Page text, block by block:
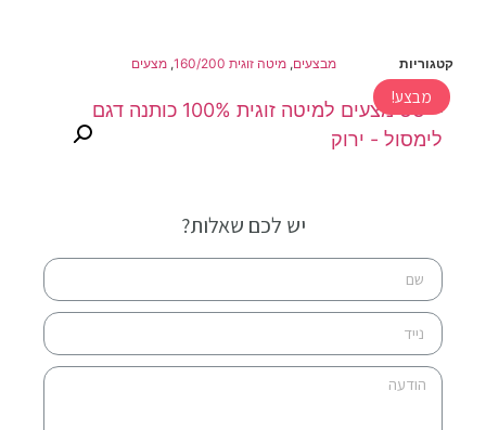
קטגוריות מבצעים, מיטה זוגית 160/200 , מצעים
מבצע!
יש לכם שאלות?